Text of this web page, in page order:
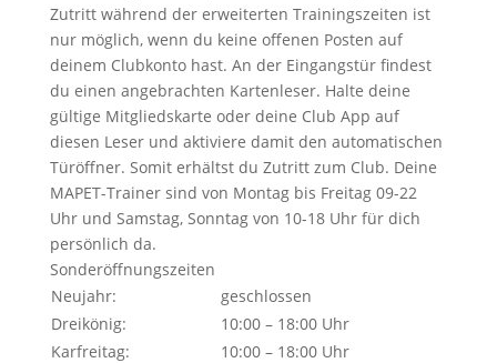
Zutritt während der erweiterten Trainingszeiten ist
nur möglich, wenn du keine offenen Posten auf
deinem Clubkonto hast. An der Eingangstür findest
du einen angebrachten Kartenleser. Halte deine
gültige Mitgliedskarte oder deine Club App auf
diesen Leser und aktiviere damit den automatischen
Türöffner. Somit erhältst du Zutritt zum Club. Deine
MAPET-Trainer sind von Montag bis Freitag 09-22
Uhr und Samstag, Sonntag von 10-18 Uhr für dich
persönlich da.
Sonderöffnungszeiten
Neujahr:
geschlossen
Dreikönig:
10:00 – 18:00 Uhr
Karfreitag:
10:00 – 18:00 Uhr